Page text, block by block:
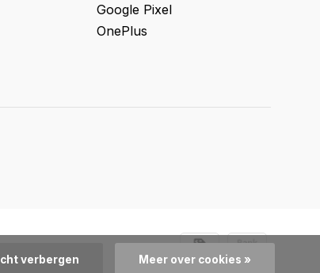
Google Pixel
OnePlus
verbergen Meer over cookies »